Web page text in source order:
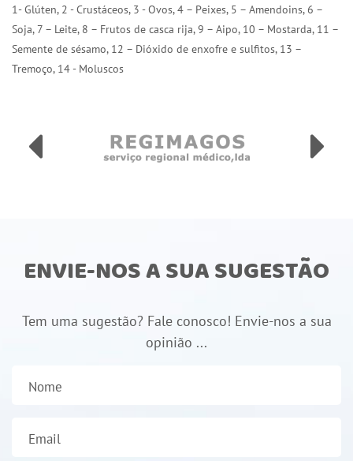
1- Glúten, 2 - Crustáceos, 3 - Ovos, 4 – Peixes, 5 – Amendoins, 6 –
Soja, 7 – Leite, 8 – Frutos de casca rija, 9 – Aipo, 10 – Mostarda, 11 –
Semente de sésamo, 12 – Dióxido de enxofre e sulfitos, 13 –
Tremoço, 14 - Moluscos
ENVIE-NOS A SUA SUGESTÃO
Tem uma sugestão? Fale conosco! Envie-nos a sua
opinião ...
Nome
Email